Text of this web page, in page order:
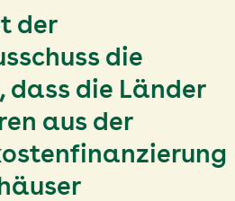
der
die
dass die Länder
aus der